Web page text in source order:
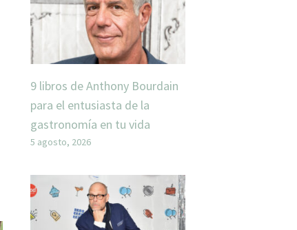
9 libros de Anthony Bourdain
para el entusiasta de la
gastronomía en tu vida
5 agosto, 2026